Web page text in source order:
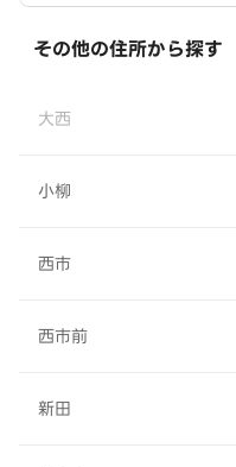
その他の住所から探す
大西
小柳
西市
西市前
新田